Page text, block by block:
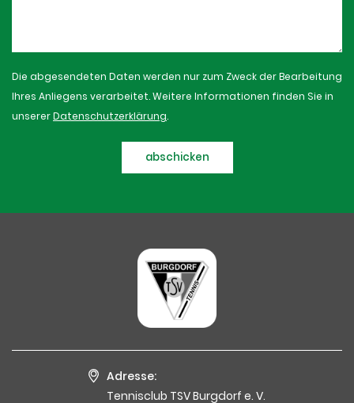
Die abgesendeten Daten werden nur zum Zweck der Bearbeitung
Ihres Anliegens verarbeitet. Weitere Informationen finden Sie in
unsererDatenschutzerklärung.
abschicken
Adresse:
Tennisclub TSV Burgdorf e. V.